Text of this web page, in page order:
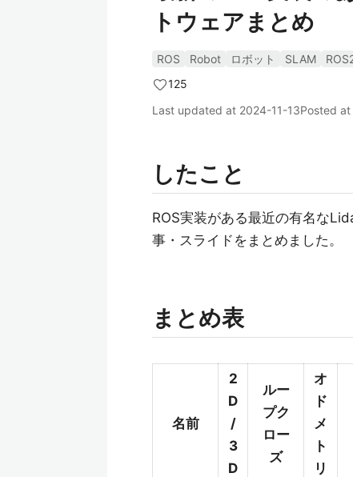
トウェアまとめ
ROS Robot ロボット SLAM
125
Last updated at 2024-11-13Posted at
したこと
ROS実装がある最近の有名な
事・スライドをまとめました。
まとめ表
名前
2
D
/
3
D
ルー
プク
ロー
ズ
オ
ド
メ
ト
リ